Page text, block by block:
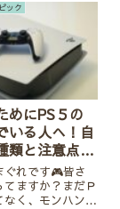
ック
めにPS５の
いる人へ！自
類と注意点の
ぐれです🎮皆さ
ますか？まだＰ
なく、モンハンワ